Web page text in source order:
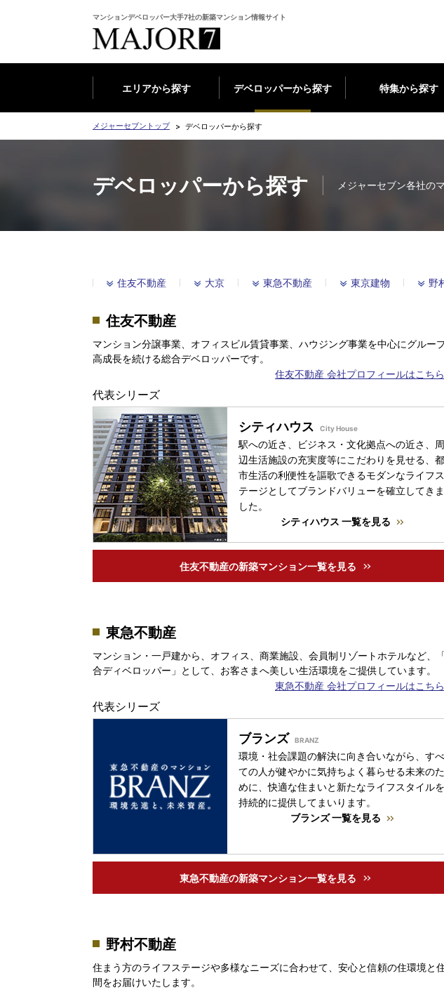
マンションデベロッパー大手7社の新築マンション情報サイト
エリアから探す デベロッパーから探す 特集から探す
メジャーセブントップ デベロッパーから探す
デベロッパーから探す メジャーセブン各社の
住友不動産 大京 東急不動産 東京建物 野
住友不動産
マンション分譲事業、オフィスビル賃貸事業、ハウジング事業を中心にグルー
高成長を続ける総合デベロッパーです。
住友不動産 会社プロフィールはこちら
代表シリーズ
シティハウス
駅への近さ、ビジネス・文化拠点への近さ、周
辺生活施設の充実度等にこだわりを見せる、都
市生活の利便性を謳歌できるモダンなライフス
テージとしてブランドバリューを確立してきま
した。
シティハウス 一覧を見る
住友不動産の新築マンション一覧を見る
東急不動産
マンション・一戸建から、オフィス、商業施設、会員制リゾートホテルなど、
合ディベロッパー」として、お客さまへ美しい生活環境をご提供しています。
東急不動産 会社プロフィールはこちら
代表シリーズ
ブランズ
環境・社会課題の解決に向き合いながら、すべ
ての人が健やかに気持ちよく暮らせる未来のた
めに、快適な住まいと新たなライフスタイルを
持続的に提供してまいります。
ブランズ 一覧を見る
東急不動産の新築マンション一覧を見る
野村不動産
住まう方のライフステージや多様なニーズに合わせて、安心と信頼の住環境と
間をお届けいたします。